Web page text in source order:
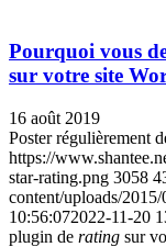
Pourquoi vous
sur votre site
16 août 2019
Poster régulièrement
https://
star-rating.png 3058
content/uploads/
10:56:072022-11-20
plugin de rating sur